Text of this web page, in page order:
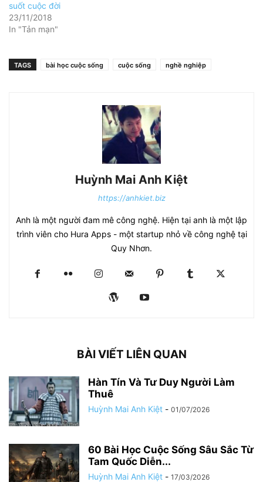
suốt cuộc đời
23/11/2018
In "Tản mạn"
TAGS bài học cuộc sống cuộc sống nghề nghiệp
Huỳnh Mai Anh Kiệt
https://anhkiet.biz
Anh là một người đam mê công nghệ. Hiện tại anh là một lập
trình viên cho Hura Apps - một startup nhỏ về công nghệ tại
Quy Nhơn.
BÀI VIẾT LIÊN QUAN
Hàn Tín Và Tư Duy Người Làm
Thuê
Huỳnh Mai Anh Kiệt - 01/07/2026
60 Bài Học Cuộc Sống Sâu Sắc Từ
Tam Quốc Diễn...
Huỳnh Mai Anh Kiệt - 17/03/2026